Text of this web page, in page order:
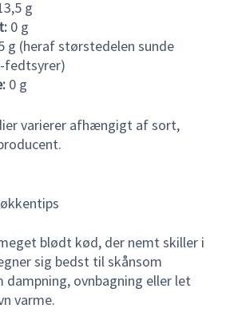
g
0 g
g (heraf størstedelen sunde
fedtsyrer)
0 g
varierer afhængigt af sort,
blødt kød, der nemt skiller i
sig bedst til skånsom
dampning, ovnbagning eller let
varme.